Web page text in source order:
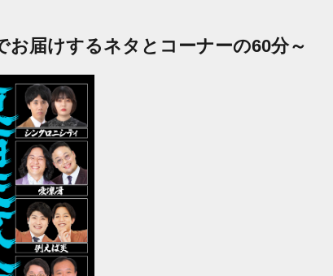
届けするネタとコーナーの60分～